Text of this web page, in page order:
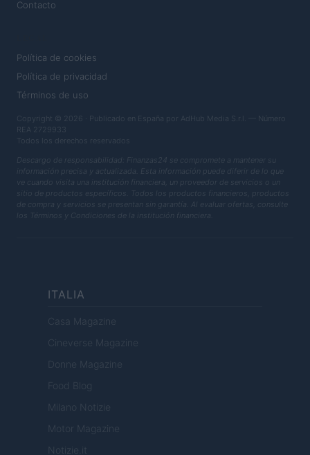
Contacto
Política de cookies
Política de privacidad
Términos de uso
Copyright © 2026 · Publicado en España por AdHub Media S.r.l. — Número
REA 2729933
Todos los derechos reservados
Descargo de responsabilidad: Finanzas24 se compromete a mantener su
información precisa y actualizada. Esta información puede diferir de lo que
ve cuando visita una institución financiera, un proveedor de servicios o un
sitio de productos específicos. Todos los productos financieros, productos
de compra y servicios se presentan sin garantía. Al evaluar ofertas, consulte
los Términos y Condiciones de la institución financiera.
ITALIA
Casa Magazine
Cineverse Magazine
Donne Magazine
Food Blog
Milano Notizie
Motor Magazine
Notizie.it